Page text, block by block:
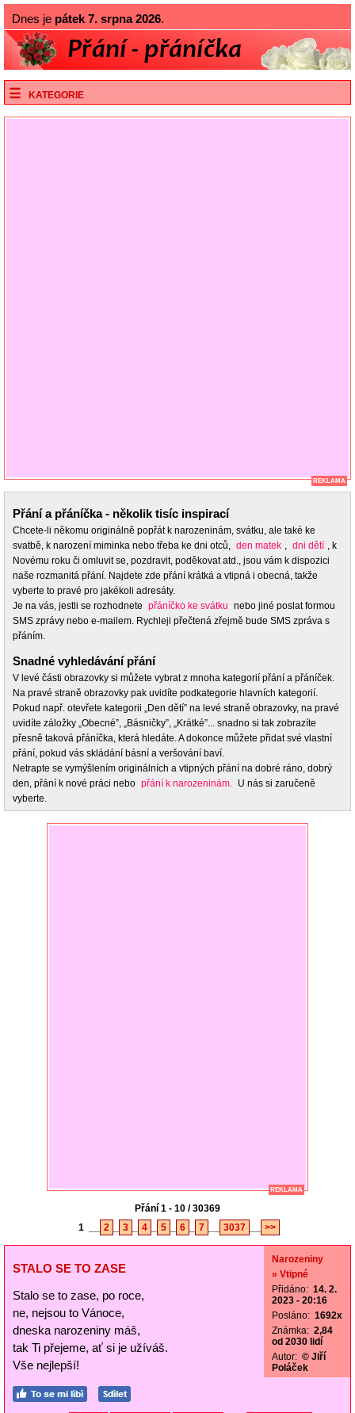
Dnes je pátek 7. srpna 2026.
KATEGORIE
REKLAMA
Přání a přáníčka - několik tisíc inspirací
Chcete-li někomu originálně popřát k narozeninám, svátku, ale také ke
svatbě, k narození miminka nebo třeba ke dni otců, den matek , dni dětí , k
Novému roku či omluvit se, pozdravit, poděkovat atd., jsou vám k dispozici
naše rozmanitá přání. Najdete zde přání krátká a vtipná i obecná, takže
vyberte to pravé pro jakékoli adresáty.
Je na vás, jestli se rozhodnete přáníčko ke svátku nebo jiné poslat formou
SMS zprávy nebo e-mailem. Rychleji přečtená zřejmě bude SMS zpráva s
přáním.
Snadné vyhledávání přání
V levé části obrazovky si můžete vybrat z mnoha kategorií přání a přáníček.
Na pravé straně obrazovky pak uvidíte podkategorie hlavních kategorií.
Pokud např. otevřete kategorii „Den dětí” na levé straně obrazovky, na pravé
uvidíte záložky „Obecné”, „Básničky”, „Krátké”... snadno si tak zobrazíte
přesně taková přáníčka, která hledáte. A dokonce můžete přidat své vlastní
přání, pokud vás skládání básní a veršování baví.
Netrapte se vymýšlením originálních a vtipných přání na dobré ráno, dobrý
den, přání k nové práci nebo přání k narozeninám. U nás si zaručeně
vyberte.
REKLAMA
Přání 1 - 10 / 30369
1
2 3 4 5 6 7 3037 >>
STALO SE TO ZASE
Stalo se to zase, po roce,
ne, nejsou to Vánoce,
dneska narozeniny máš,
tak Ti přejeme, ať si je užíváš.
Vše nejlepší!
Narozeniny
» Vtipné
Přidáno: 14. 2.
2023 - 20:16
Posláno: 1692x
Známka: 2,84
od 2030 lidí
Autor: © Jiří
Poláček